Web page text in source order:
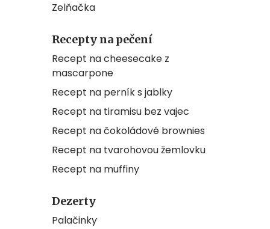
Zelňačka
Recepty na pečení
Recept na cheesecake z
mascarpone
Recept na perník s jablky
Recept na tiramisu bez vajec
Recept na čokoládové brownies
Recept na tvarohovou žemlovku
Recept na muffiny
Dezerty
Palačinky